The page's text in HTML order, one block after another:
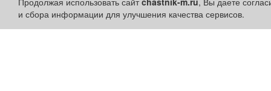
и сбора информации для улучшения качества сервисов.
Разделы сайта: Быстрые ссылки: